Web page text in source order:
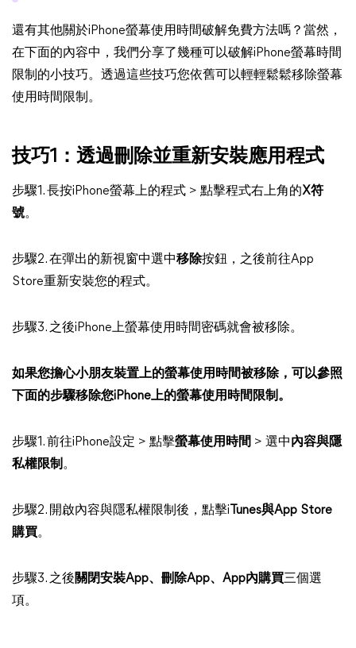
還有其他關於iPhone螢幕使用時間破解免費方法嗎？當然，
在下面的內容中，我們分享了幾種可以破解iPhone螢幕時間
限制的小技巧。透過這些技巧您依舊可以輕輕鬆鬆移除螢幕
使用時間限制。
技巧1：透過刪除並重新安裝應用程式
步驟1. 長按iPhone螢幕上的程式 > 點擊程式右上角的X符
號。
步驟2. 在彈出的新視窗中選中移除按鈕，之後前往App
Store重新安裝您的程式。
步驟3. 之後iPhone上螢幕使用時間密碼就會被移除。
如果您擔心小朋友裝置上的螢幕使用時間被移除，可以參照
下面的步驟移除您iPhone上的螢幕使用時間限制。
步驟1. 前往iPhone設定 > 點擊螢幕使用時間 > 選中 內容與隱
私權限制 。
步驟2. 開啟內容與隱私權限制後，點擊i Tunes與App Store
購買。
步驟3. 之後關閉安裝App、刪除App、App內購買三個選
項。